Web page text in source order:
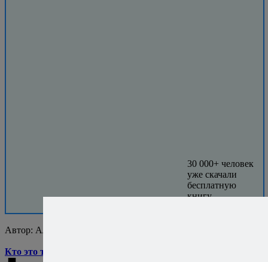
30 000+ человек
уже скачали
бесплатную
книгу.
Автор: Алексей Онегин
Кто это такой?..